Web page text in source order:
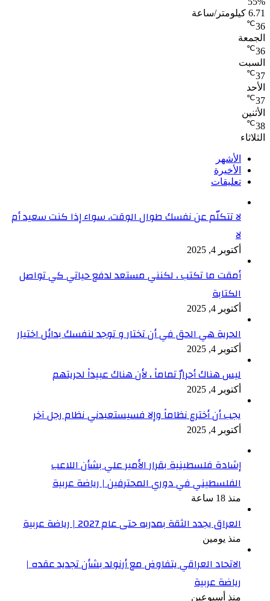
6.71 كيلومتر/ساعة
36
℃
الجمعة
36
℃
السبت
37
℃
الأحد
37
℃
الأثنين
38
℃
الثلاثاء
الأشهر
الأخيرة
تعليقات
لا تتكلّم عن نفسك طوال الوقت، سواء إذا كنت سعيد أم
لا
أكتوبر 4, 2025
أمقت ما تكتب ، لكنني مستعد لدفع حياتي كي تواصل
الكتابة
أكتوبر 4, 2025
الحرية هي الحق في أن تختار و توجد لنفسك بدائل اختيار
أكتوبر 4, 2025
ليس هناك أحرارٌ تماماً ، لأن هناك عبيداً لحريتهم
أكتوبر 4, 2025
يجب أن أخترع نظاماً وإلا فسيستعبدني نظام رجل آخر
أكتوبر 4, 2025
إشادة فلسطينية بقرار الأمير علي بشأن اللاعب
الفلسطيني في دوري المحترفين | رياضة عربية
منذ 18 ساعة
العراق يجدد الثقة بمدربه حتى عام 2027 | رياضة عربية
منذ يومين
الاتحاد العراقي يتفاوض مع أرنولد بشأن تجديد عقده |
رياضة عربية
منذ أسبوعين